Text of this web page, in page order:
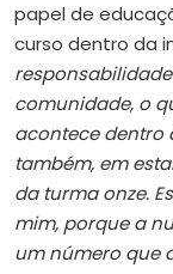
papel de
curso dentro da
comunidade, o
acontece dentro
também, em
da turma onze.
mim, porque a
um número que